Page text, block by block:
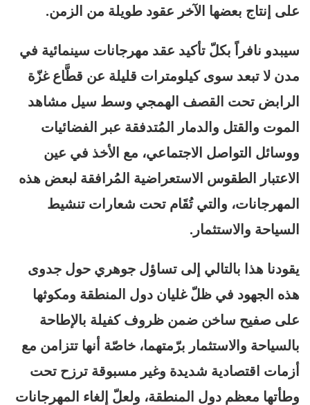
على إنتاج بعضها الآخر عقود طويلة من الزمن.
سيبدو نافراً بكلّ تأكيد عقد مهرجانات سينمائية في
مدن لا تبعد سوى كيلومترات قليلة عن قطَّاع غزّة
الرابض تحت القصف الهمجي وسط سيل مشاهد
الموت والقتل والدمار المُتدفقة عبر الفضائيات
ووسائل التواصل الاجتماعي، مع الأخذ في عين
الاعتبار الطقوس الاستعراضية المُرافقة لبعض هذه
المهرجانات، والتي تُقَام تحت شعارات تنشيط
السياحة والاستثمار.
يقودنا هذا بالتالي إلى تساؤل جوهري حول جدوى
هذه الجهود في ظلّ غليان دول المنطقة ومكوثها
على صفيح ساخن ضمن ظروف كفيلة بالإطاحة
بالسياحة والاستثمار برّمتهما، خاصّة أنها تتزامن مع
أزمات اقتصادية شديدة وغير مسبوقة ترزح تحت
وطأتها معظم دول المنطقة، ولعلّ إلغاء المهرجانات